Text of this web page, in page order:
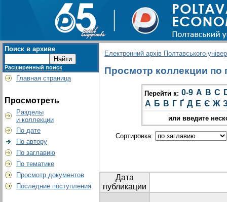
Поиск в архиве
Расширенный поиск
Главная страница
Просмотреть
Разделы
и коллекции
По дате
По автору
По заглавию
По тематике
Просмотр документов
Последние поступления
Електронний архів Полтавського
Просмотр коллекции по
Перейти к: 0-9 A B C
А Б В Г Ґ Д Е Є Ж
или введите
Сортировка:
Дата
публикации